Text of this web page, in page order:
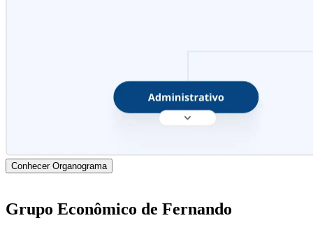
Conhecer Organograma
Grupo Econômico de Fernando